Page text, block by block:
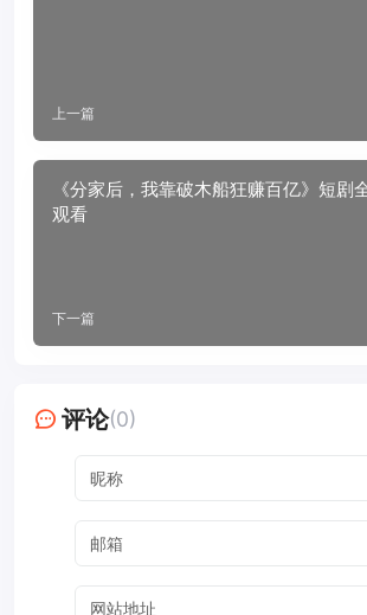
上一篇
《分家后，我靠破木船狂赚百亿》短剧
观看
下一篇
评论(0)